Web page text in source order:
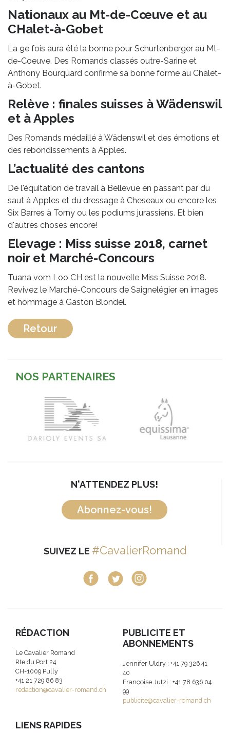
Nationaux au Mt-de-Cœuve et au
CHalet-à-Gobet
La 9e fois aura été la bonne pour Schurtenberger au Mt-
de-Coeuve. Des Romands classés outre-Sarine et
Anthony Bourquard confirme sa bonne forme au Chalet-
à-Gobet.
Relève : finales suisses à Wädenswil
et à Apples
Des Romands médaillé à Wädenswil et des émotions et
des rebondissements à Apples.
L’actualité des cantons
De l'équitation de travail à Bellevue en passant par du
saut à Apples et du dressage à Cheseaux ou encore les
Six Barres à Torny ou les podiums jurassiens. Et bien
d'autres choses encore!
Elevage : Miss suisse 2018, carnet
noir et Marché-Concours
Tuana vom Loo CH est la nouvelle Miss Suisse 2018.
Revivez le Marché-Concours de Saignelégier en images
et hommage à Gaston Blondel.
Retour
NOS PARTENAIRES
N'ATTENDEZ PLUS!
Abonnez-vous!
SUIVEZ LE #CavalierRomand
RÉDACTION
Le Cavalier Romand
Rte du Port 24
CH-1009 Pully
+41 21 729 86 83
redaction@cavalier-romand.ch
PUBLICITE ET
ABONNEMENTS
Jennifer Uldry : +41 79 326 41
40
Françoise Jutzi : +41 78 636 04
99
publicite@cavalier-romand.ch
LIENS RAPIDES